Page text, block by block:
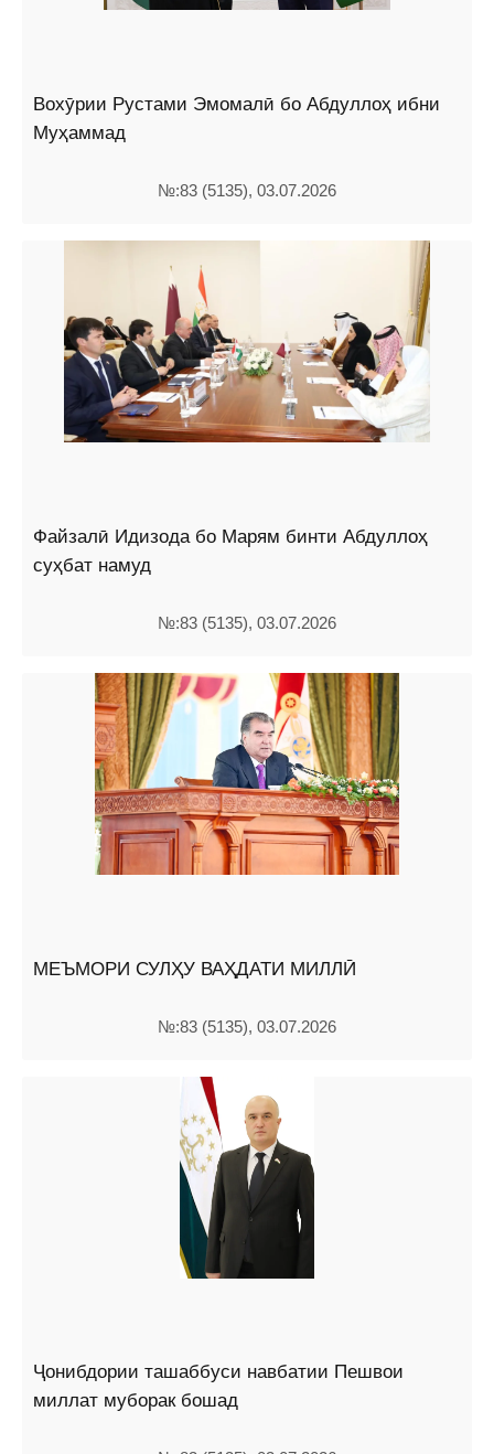
Вохӯрии Рустами Эмомалӣ бо Абдуллоҳ ибни
Муҳаммад
№:83 (5135), 03.07.2026
Файзалӣ Идизода бо Марям бинти Абдуллоҳ
суҳбат намуд
№:83 (5135), 03.07.2026
МЕЪМОРИ СУЛҲУ ВАҲДАТИ МИЛЛӢ
№:83 (5135), 03.07.2026
Ҷонибдории ташаббуси навбатии Пешвои
миллат муборак бошад